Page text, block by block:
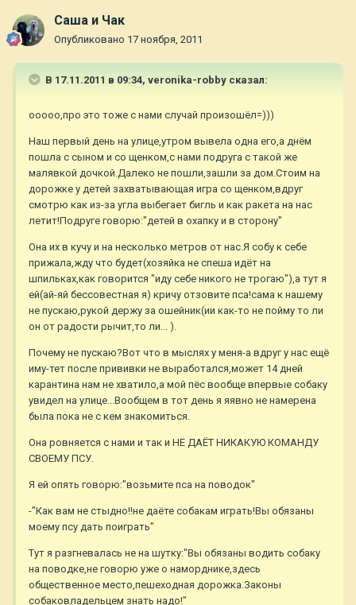
Саша и Чак
Опубликовано 17 ноября, 2011
В 17.11.2011 в 09:34, veronika-robby сказал:
ооооо,про это тоже с нами случай произошёл=)))
Наш первый день на улице,утром вывела одна его,а днём
пошла с сыном и со щенком,с нами подруга с такой же
малявкой дочкой.Далеко не пошли,зашли за дом.Стоим на
дорожке у детей захватывающая игра со щенком,вдруг
смотрю как из-за угла выбегает бигль и как ракета на нас
летит!Подруге говорю:"детей в охапку и в сторону"
Она их в кучу и на несколько метров от нас.Я собу к себе
прижала,жду что будет(хозяйка не спеша идёт на
шпильках,как говорится "иду себе никого не трогаю"),а тут я
ей(ай-яй бессовестная я) кричу отзовите пса!сама к нашему
не пускаю,рукой держу за ошейник(ии как-то не пойму то ли
он от радости рычит,то ли... ).
Почему не пускаю?Вот что в мыслях у меня-а вдруг у нас ещё
иму-тет после прививки не выработался,может 14 дней
карантина нам не хватило,а мой пёс вообще впервые собаку
увидел на улице...Вообщем в тот день я яявно не намерена
была пока не с кем знакомиться.
Она ровняется с нами и так и НЕ ДАЁТ НИКАКУЮ КОМАНДУ
СВОЕМУ ПСУ.
Я ей опять говорю:"возьмите пса на поводок"
-"Как вам не стыдно!!не даёте собакам играть!Вы обязаны
моему псу дать поиграть"
Тут я разгневалась не на шутку:"Вы обязаны водить собаку
на поводке,не говорю уже о наморднике,здесь
общественное место,пешеходная дорожка.Законы
собаковладельцем знать надо!"